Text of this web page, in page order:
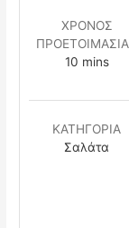
ΧΡΟΝΟΣ
10minutes
mins
ΚΑΤΗΓΟΡΙΑ
Σαλάτα